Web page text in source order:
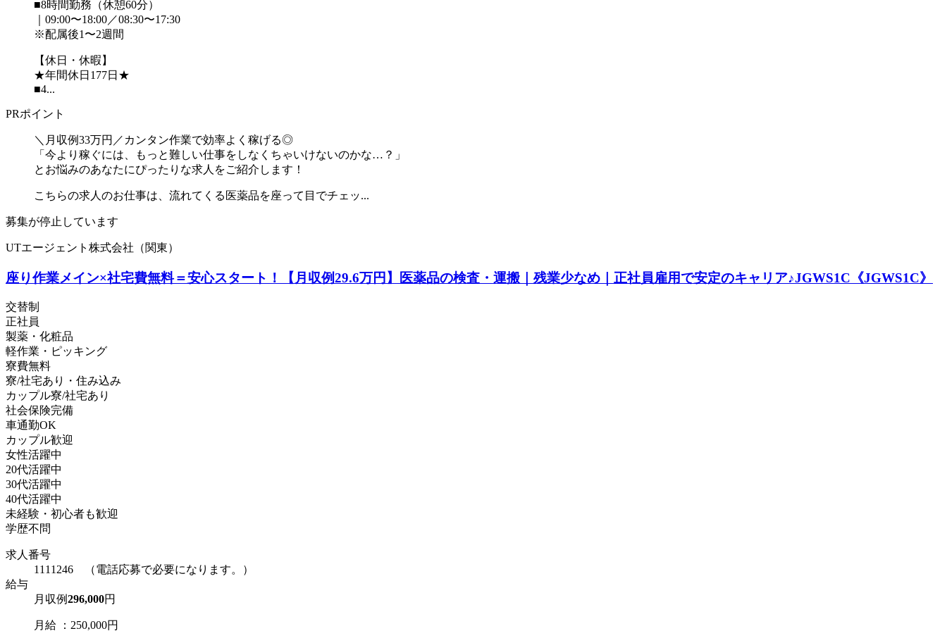
■8時間勤務（休憩60分）
｜09:00〜18:00／08:30〜17:30
※配属後1〜2週間
【休日・休暇】
★年間休日177日★
■4...
PRポイント
＼月収例33万円／カンタン作業で効率よく稼げる◎
「今より稼ぐには、もっと難しい仕事をしなくちゃいけないのかな…？」
とお悩みのあなたにぴったりな求人をご紹介します！
こちらの求人のお仕事は、流れてくる医薬品を座って目でチェッ...
募集が停止しています
UTエージェント株式会社（関東）
座り作業メイン×社宅費無料＝安心スタート！【月収例29.6万円】医薬品の検査・運搬｜残業少なめ｜正社員雇用で安定のキャリア♪JGWS1C《JGWS1C》
交替制
正社員
製薬・化粧品
軽作業・ピッキング
寮費無料
寮/社宅あり・住み込み
カップル寮/社宅あり
社会保険完備
車通勤OK
カップル歓迎
女性活躍中
20代活躍中
30代活躍中
40代活躍中
未経験・初心者も歓迎
学歴不問
求人番号
1111246 （電話応募で必要になります。）
給与
月収例296,000円
月給 ：250,000円